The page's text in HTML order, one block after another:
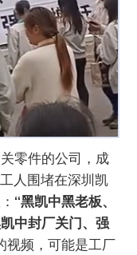
零件的公司，成
人围堵在深圳凯
“黑凯中黑老板、
中封厂关门、强
视频，可能是工厂